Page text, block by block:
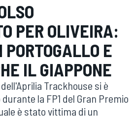
PER OLIVEIRA:
E
IL GIAPPONE
Trackhouse si è
la FP1 del Gran Premio
è stato vittima di un